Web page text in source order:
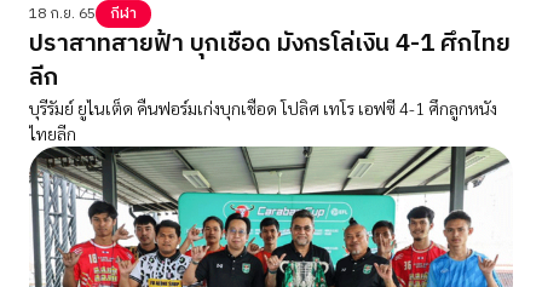
18 ก.ย. 65 กีฬา
ปราสาทสายฟ้า บุกเชือด มังกรโล่เงิน 4-1 ศึกไทย
ลีก
บุรีรัมย์ ยูไนเต็ด คืนฟอร์มเก่งบุกเชือด โปลิศ เทโร เอฟซี 4-1 ศึกลูกหนัง
ไทยลีก